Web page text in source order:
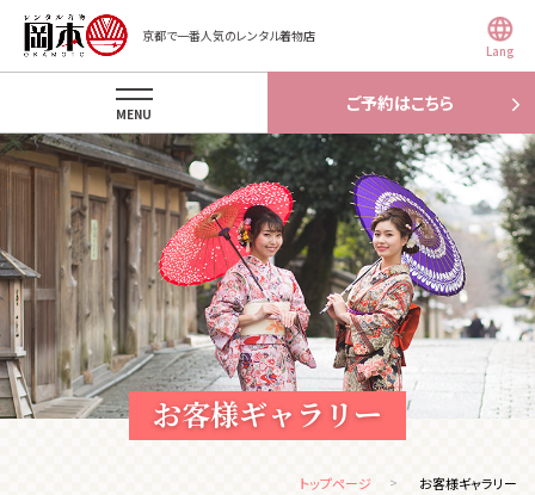
京都で一番人気のレンタル着物店
Lang
ご予約はこちら
MENU
お客様ギャラリー
トップページ お客様ギャラリー